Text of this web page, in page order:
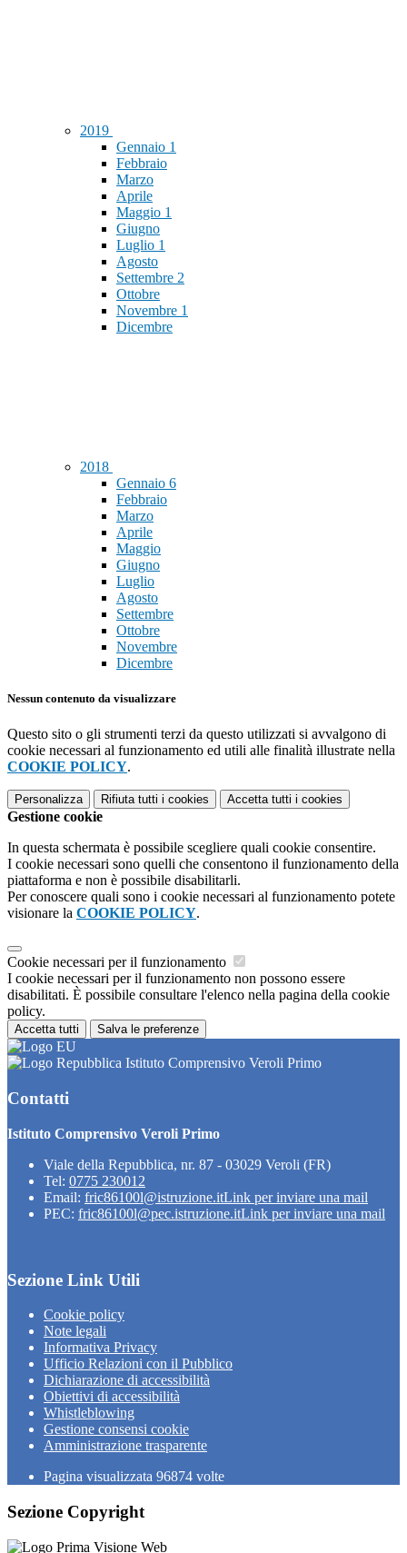
2019
Gennaio 1
Febbraio
Marzo
Aprile
Maggio 1
Giugno
Luglio 1
Agosto
Settembre 2
Ottobre
Novembre 1
Dicembre
2018
Gennaio 6
Febbraio
Marzo
Aprile
Maggio
Giugno
Luglio
Agosto
Settembre
Ottobre
Novembre
Dicembre
Nessun contenuto da visualizzare
Questo sito o gli strumenti terzi da questo utilizzati si avvalgono di
cookie necessari al funzionamento ed utili alle finalità illustrate nella
COOKIE POLICY.
Personalizza Rifiuta tutti i cookies Accetta tutti i cookies
Gestione cookie
In questa schermata è possibile scegliere quali cookie consentire.
I cookie necessari sono quelli che consentono il funzionamento della
piattaforma e non è possibile disabilitarli.
Per conoscere quali sono i cookie necessari al funzionamento potete
visionare la COOKIE POLICY.
Cookie necessari per il funzionamento
I cookie necessari per il funzionamento non possono essere
disabilitati. È possibile consultare l'elenco nella pagina della cookie
policy.
Accetta tutti Salva le preferenze
Istituto Comprensivo Veroli Primo
Contatti
Istituto Comprensivo Veroli Primo
Viale della Repubblica, nr. 87 - 03029 Veroli (FR)
Tel: 0775 230012
Email: fric86100l@istruzione.itLink per inviare una mail
PEC: fric86100l@pec.istruzione.itLink per inviare una mail
Sezione Link Utili
Cookie policy
Note legali
Informativa Privacy
Ufficio Relazioni con il Pubblico
Dichiarazione di accessibilità
Obiettivi di accessibilità
Whistleblowing
Gestione consensi cookie
Amministrazione trasparente
Pagina visualizzata 96874 volte
Sezione Copyright